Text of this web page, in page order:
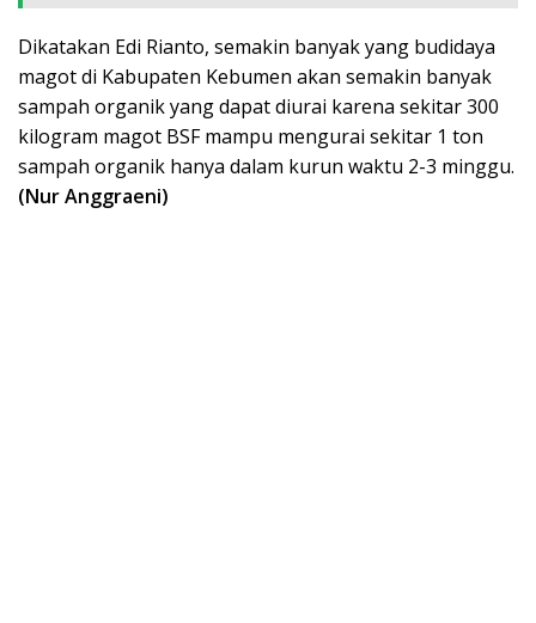
Dikatakan Edi Rianto, semakin banyak yang budidaya
magot di Kabupaten Kebumen akan semakin banyak
sampah organik yang dapat diurai karena sekitar 300
kilogram magot BSF mampu mengurai sekitar 1 ton
sampah organik hanya dalam kurun waktu 2-3 minggu.
(Nur Anggraeni)